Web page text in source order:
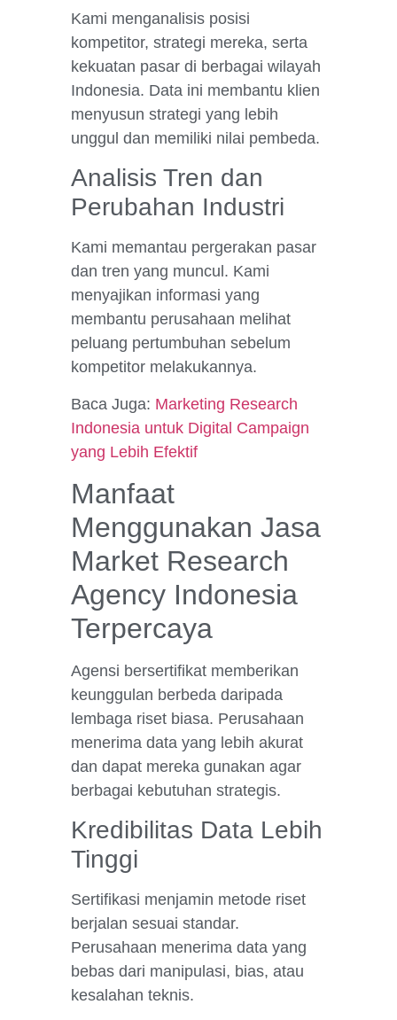
Kami menganalisis posisi
kompetitor, strategi mereka, serta
kekuatan pasar di berbagai wilayah
Indonesia. Data ini membantu klien
menyusun strategi yang lebih
unggul dan memiliki nilai pembeda.
Analisis Tren dan
Perubahan Industri
Kami memantau pergerakan pasar
dan tren yang muncul. Kami
menyajikan informasi yang
membantu perusahaan melihat
peluang pertumbuhan sebelum
kompetitor melakukannya.
Baca Juga: Marketing Research
Indonesia untuk Digital Campaign
yang Lebih Efektif
Manfaat
Menggunakan Jasa
Market Research
Agency Indonesia
Terpercaya
Agensi bersertifikat memberikan
keunggulan berbeda daripada
lembaga riset biasa. Perusahaan
menerima data yang lebih akurat
dan dapat mereka gunakan agar
berbagai kebutuhan strategis.
Kredibilitas Data Lebih
Tinggi
Sertifikasi menjamin metode riset
berjalan sesuai standar.
Perusahaan menerima data yang
bebas dari manipulasi, bias, atau
kesalahan teknis.